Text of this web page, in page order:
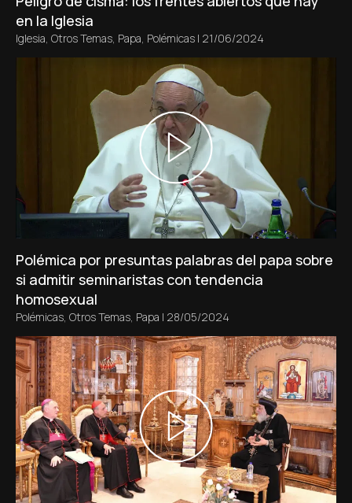
en la Iglesia
Iglesia, Otros Temas, Papa, Polémicas | 21/06/2024
Polémica por presuntas palabras del papa sobre
si admitir seminaristas con tendencia
homosexual
Polémicas, Otros Temas, Papa | 28/05/2024